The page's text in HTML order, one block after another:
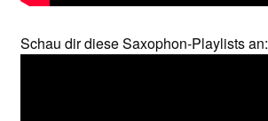
Schau dir diese Saxophon-Playlists an: